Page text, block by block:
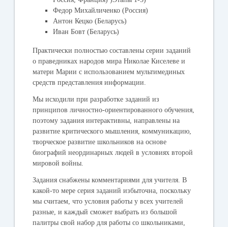
Федор Михайличенко (Россия)
Антон Кецко (Беларусь)
Иван Бовт (Беларусь)
Практически полностью составлены серии заданий
о праведниках народов мира Николае Киселеве и
матери Марии с использованием мультимединых
средств представления информации.
Мы исходили при разработке заданий из
принципов личностно-ориентированного обучения,
поэтому задания интерактивны, направлены на
развитие критического мышления, коммуникацию,
творческое развитие школьников на основе
биографий неординарных людей в условиях второй
мировой войны.
Задания снабжены комментариями для учителя. В
какой-то мере серия заданий избыточна, поскольку
мы считаем, что условия работы у всех учителей
разные, и каждый сможет выбрать из большой
палитры свой набор для работы со школьниками,